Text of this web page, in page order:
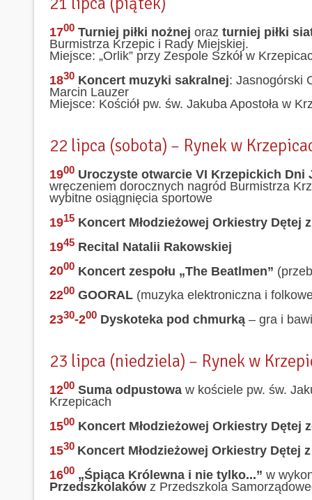
1700 Turniej piłki nożnej oraz turniej piłki
Burmistrza Krzepic i Rady Miejskiej.
Miejsce: „Orlik” przy Zespole Szkół w
1830 Koncert muzyki sakralnej: Jasnogórski
Marcin Lauzer
Miejsce: Kościół pw. św. Jakuba Apostoła w
22 lipca (sobota) – Rynek w
1900 Uroczyste otwarcie VI Krzepickich Dni
wręczeniem dorocznych nagród Burmistrza
wybitne osiągnięcia sportowe
1915 Koncert Młodzieżowej Orkiestry Dętej
1945 Recital Natalii Rakowskiej
2000 Koncert zespołu „The Beatlmen”
2200 GOORAL (muzyka elektroniczna i
2330-200 Dyskoteka pod chmurką – gra i
23 lipca (niedziela) – Rynek w
1200 Suma odpustowa w kościele pw. św.
Krzepicach
1500 Koncert Młodzieżowej Orkiestry Dętej
1530 Koncert Młodzieżowej Orkiestry Dętej
1600 „Śpiąca Królewna i nie tylko...” w
Przedszkolaków z Przedszkola